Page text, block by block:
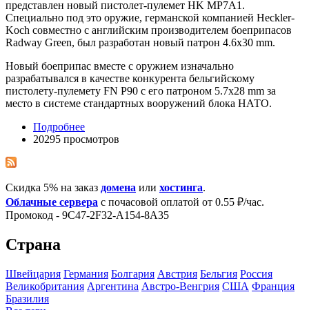
представлен новый пистолет-пулемет HK MP7A1.
Специально под это оружие, германской компанией Heckler-
Koch совместно с английским производителем боеприпасов
Radway Green, был разработан новый патрон 4.6x30 mm.
Новый боеприпас вместе с оружием изначально
разрабатывался в качестве конкурента бельгийскому
пистолету-пулемету FN P90 с его патроном 5.7x28 mm за
место в системе стандартных вооружений блока НАТО.
Подробнее
20295 просмотров
Скидка 5% на заказ домена или хостинга.
Облачные сервера с почасовой оплатой от 0.55 ₽/час.
Промокод - 9C47-2F32-A154-8A35
Страна
Швейцария Германия Болгария Австрия Бельгия Росcия
Великобритания Аргентина Австро-Венгрия США Франция
Бразилия